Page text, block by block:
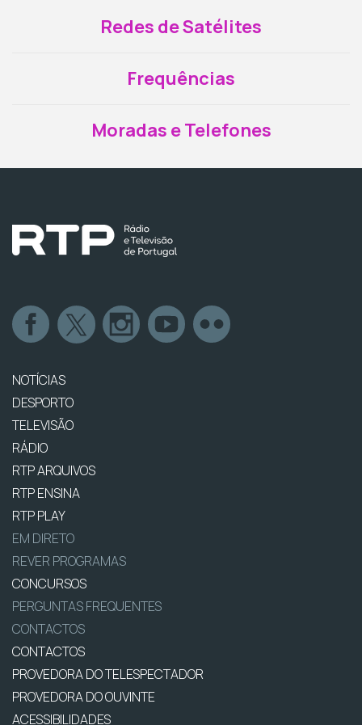
Redes de Satélites
Frequências
Moradas e Telefones
NOTÍCIAS
DESPORTO
TELEVISÃO
RÁDIO
RTP ARQUIVOS
RTP ENSINA
RTP PLAY
EM DIRETO
REVER PROGRAMAS
CONCURSOS
PERGUNTAS FREQUENTES
CONTACTOS
CONTACTOS
PROVEDORA DO TELESPECTADOR
PROVEDORA DO OUVINTE
ACESSIBILIDADES